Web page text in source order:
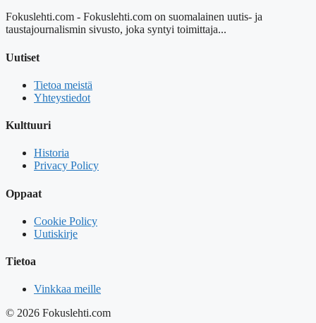
Fokuslehti.com - Fokuslehti.com on suomalainen uutis- ja
taustajournalismin sivusto, joka syntyi toimittaja...
Uutiset
Tietoa meistä
Yhteystiedot
Kulttuuri
Historia
Privacy Policy
Oppaat
Cookie Policy
Uutiskirje
Tietoa
Vinkkaa meille
© 2026 Fokuslehti.com